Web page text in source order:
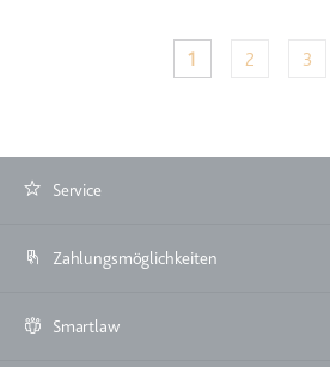
Aktuelle Seite
1 Seite
2 Seite
3
Service
Zahlungsmöglichkeiten
Smartlaw